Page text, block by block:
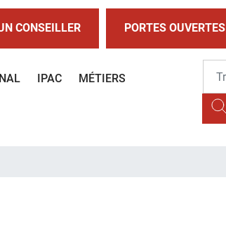
CONSEILLER PORTES OUVERTES
IPAC MÉTIERS